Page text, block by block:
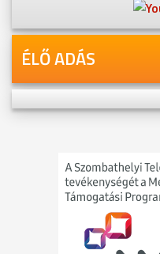
ÉLŐ ADÁS